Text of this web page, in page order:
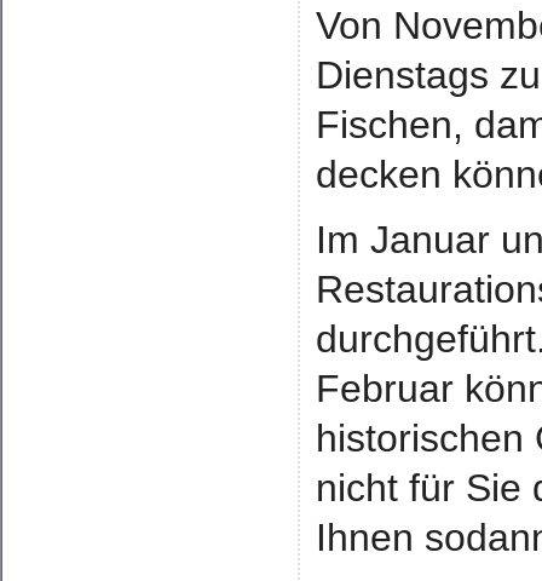
Von
Dienstags
Fischen,
decken
Im Januar
Februar
historischen
nicht für Sie
Ihnen